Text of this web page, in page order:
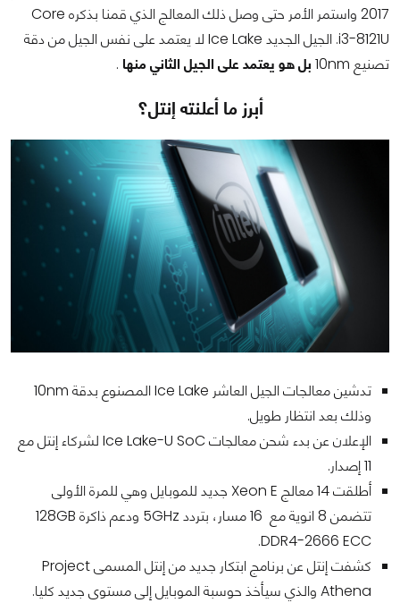
2017 واستمر الأمر حتى وصل ذلك المعالج الذي قمنا بذكره Core
i3-8121U. الجيل الجديد Ice Lake لا يعتمد على نفس الجيل من دقة
تصنيع 10nm
بل هو يعتمد على الجيل الثاني منها .
أبرز ما أعلنته إنتل؟
تدشين معالجات الجيل العاشر Ice Lake المصنوع بدقة 10nm
وذلك بعد انتظار طويل.
الإعلان عن بدء شحن معالجات Ice Lake-U SoC لشركاء إنتل مع
11 إصدار.
أطلقت 14 معالج Xeon E جديد للموبايل وهي للمرة الأولى
تتضمن 8 انوية مع 16 مسار، بتردد 5GHz ودعم ذاكرة 128GB
DDR4-2666 ECC.
كشفت إنتل عن برنامج ابتكار جديد من إنتل المسمى Project
Athena والذي سيأخذ حوسبة الموبايل إلى مستوى جديد كليا.